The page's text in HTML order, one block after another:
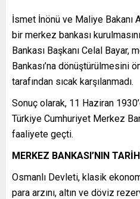
İsmet İnönü ve Maliye Bakanı
bir merkez bankası
Bankası Başkanı Celal Bayar,
Bankası’na dönüştürülmesini
tarafından sıcak karşılanmadı.
Sonuç olarak, 11 Haziran
Türkiye Cumhuriyet Merkez
faaliyete geçti.
MERKEZ BANKASI’NIN
Osmanlı Devleti, klasik
para arzını, altın ve döviz